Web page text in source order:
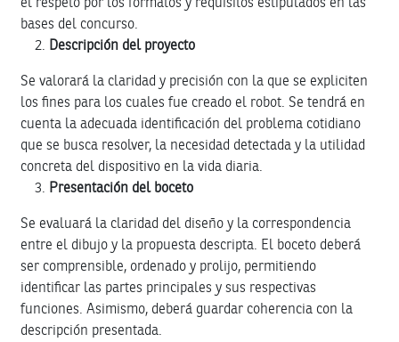
bases del concurso.
Descripción del proyecto
Se valorará la claridad y precisión con la que se expliciten
los fines para los cuales fue creado el robot. Se tendrá en
cuenta la adecuada identificación del problema cotidiano
que se busca resolver, la necesidad detectada y la utilidad
concreta del dispositivo en la vida diaria.
Presentación del boceto
Se evaluará la claridad del diseño y la correspondencia
entre el dibujo y la propuesta descripta. El boceto deberá
ser comprensible, ordenado y prolijo, permitiendo
identificar las partes principales y sus respectivas
funciones. Asimismo, deberá guardar coherencia con la
descripción presentada.